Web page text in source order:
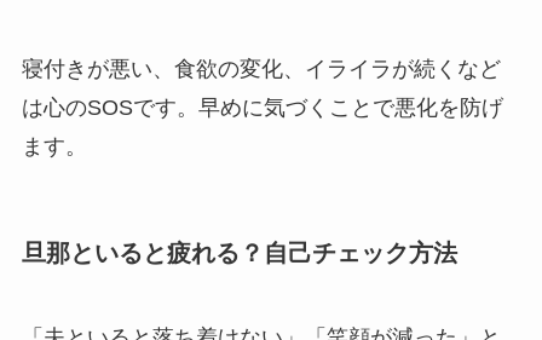
寝付きが悪い、食欲の変化、イライラが続くなど
は心のSOSです。早めに気づくことで悪化を防げ
ます。
旦那といると疲れる？自己チェック方法